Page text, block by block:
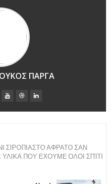
ΠΑΡΓΑ
ΣΙΡΟΠΙΑΣΤΟ ΑΦΡΑΤΟ ΣΑΝ
ΠΟΥ ΕΧΟΥΜΕ ΟΛΟΙ ΣΠΊΤΙ